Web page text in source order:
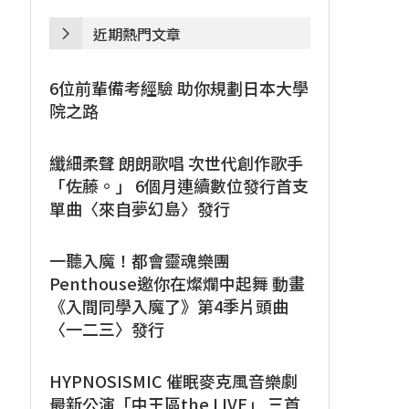
近期熱門文章
6位前輩備考經驗 助你規劃日本大學
院之路
纖細柔聲 朗朗歌唱 次世代創作歌手
「佐藤。」 6個月連續數位發行首支
單曲〈來自夢幻島〉發行
一聽入魔！都會靈魂樂團
Penthouse邀你在燦爛中起舞 動畫
《入間同學入魔了》第4季片頭曲
〈一二三〉發行
HYPNOSISMIC 催眠麥克風音樂劇
最新公演「中王區the LIVE」 三首